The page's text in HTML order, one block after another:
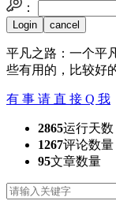
：
平凡之路：一个平
些有用的，比较好
有 事 请 直 接 Q 我
2865运行天数
1267评论数量
95文章数量